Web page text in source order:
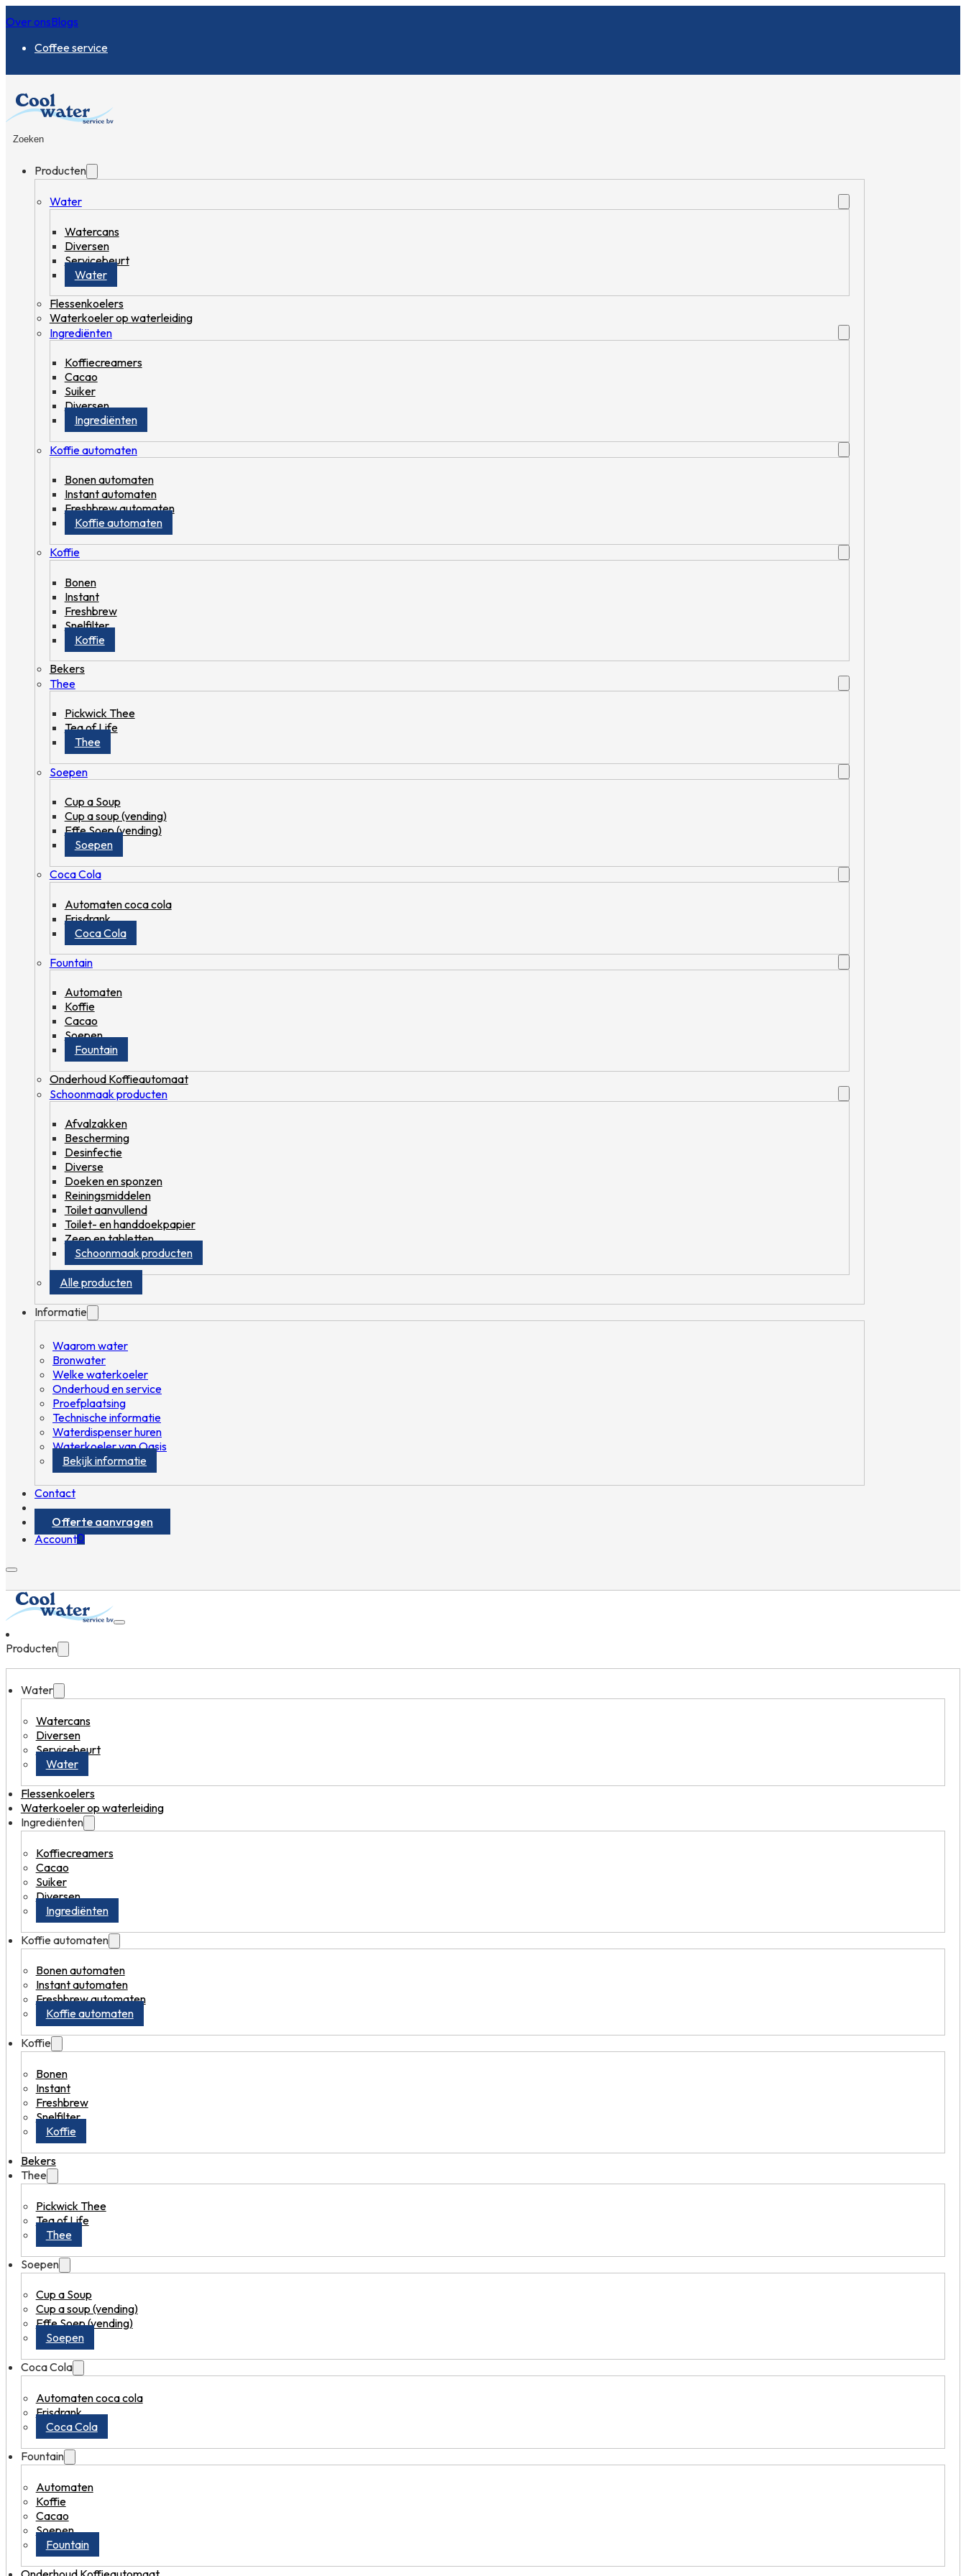
Over onsBlogs
Coffee service
Zoeken
Producten
Water
Watercans
Diversen
Servicebeurt
Water
Flessenkoelers
Waterkoeler op waterleiding
Ingrediënten
Koffiecreamers
Cacao
Suiker
Diversen
Ingrediënten
Koffie automaten
Bonen automaten
Instant automaten
Freshbrew automaten
Koffie automaten
Koffie
Bonen
Instant
Freshbrew
Snelfilter
Koffie
Bekers
Thee
Pickwick Thee
Tea of Life
Thee
Soepen
Cup a Soup
Cup a soup (vending)
Effe Soep (vending)
Soepen
Coca Cola
Automaten coca cola
Frisdrank
Coca Cola
Fountain
Automaten
Koffie
Cacao
Soepen
Fountain
Onderhoud Koffieautomaat
Schoonmaak producten
Afvalzakken
Bescherming
Desinfectie
Diverse
Doeken en sponzen
Reiningsmiddelen
Toilet aanvullend
Toilet- en handdoekpapier
Zeep en tabletten
Schoonmaak producten
Alle producten
Informatie
Waarom water
Bronwater
Welke waterkoeler
Onderhoud en service
Proefplaatsing
Technische informatie
Waterdispenser huren
Waterkoeler van Oasis
Bekijk informatie
Contact
Offerte aanvragen
Account0
Producten
Water
Watercans
Diversen
Servicebeurt
Water
Flessenkoelers
Waterkoeler op waterleiding
Ingrediënten
Koffiecreamers
Cacao
Suiker
Diversen
Ingrediënten
Koffie automaten
Bonen automaten
Instant automaten
Freshbrew automaten
Koffie automaten
Koffie
Bonen
Instant
Freshbrew
Snelfilter
Koffie
Bekers
Thee
Pickwick Thee
Tea of Life
Thee
Soepen
Cup a Soup
Cup a soup (vending)
Effe Soep (vending)
Soepen
Coca Cola
Automaten coca cola
Frisdrank
Coca Cola
Fountain
Automaten
Koffie
Cacao
Soepen
Fountain